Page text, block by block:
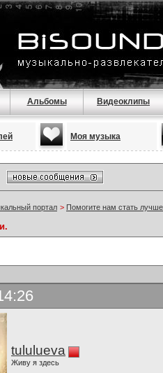
Альбомы Видеоклипы
Моя музыка
портал > Помогите нам стать
tululueva
Живу я здесь